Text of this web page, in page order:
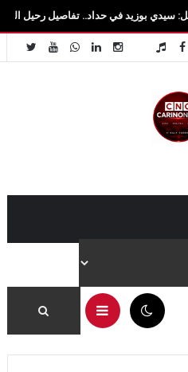
حداد.. تفاصيل رحيل الطالبة آية الزايدي